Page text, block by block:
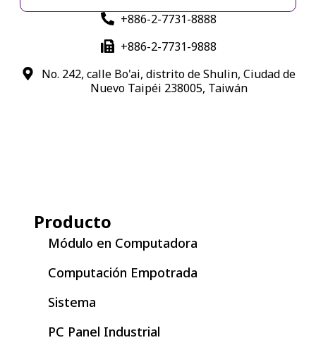
+886-2-7731-8888
+886-2-7731-9888
No. 242, calle Bo'ai, distrito de Shulin, Ciudad de
Nuevo Taipéi 238005, Taiwán
Producto
Módulo en Computadora
Computación Empotrada
Sistema
PC Panel Industrial